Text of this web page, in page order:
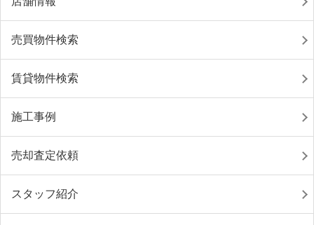
売買物件検索
賃貸物件検索
施工事例
売却査定依頼
スタッフ紹介